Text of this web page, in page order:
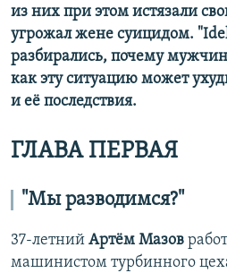
из них при этом истязали
угрожал жене суицидом.
разбирались, почему
как эту ситуацию может
и её последствия.
ГЛАВА ПЕРВАЯ
"Мы разводимся?"
37-летний Артём Мазов
машинистом турбинного